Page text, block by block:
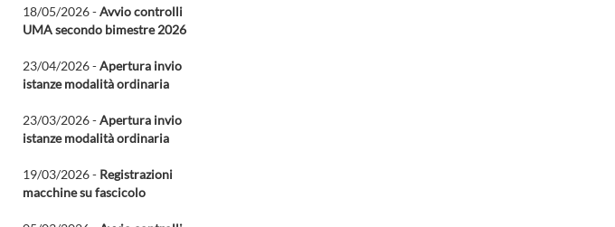
18/05/2026 -Avvio controlli
UMA secondo bimestre 2026
23/04/2026 -Apertura invio
istanze modalità ordinaria
23/03/2026 -Apertura invio
istanze modalità ordinaria
19/03/2026 - Registrazioni
macchine su fascicolo